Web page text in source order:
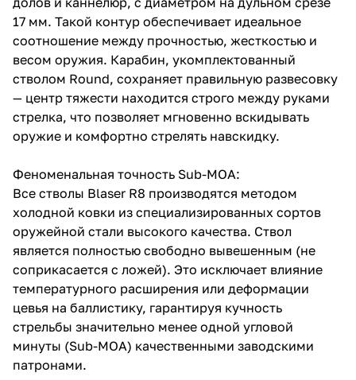
17 мм. Такой контур обеспечивает идеальное
соотношение между прочностью, жесткостью и
весом оружия. Карабин, укомплектованный
стволом Round, сохраняет правильную развесовку
— центр тяжести находится строго между руками
стрелка, что позволяет мгновенно вскидывать
оружие и комфортно стрелять навскидку.
Феноменальная точность Sub-MOA:
Все стволы Blaser R8 производятся методом
холодной ковки из специализированных сортов
оружейной стали высокого качества. Ствол
является полностью свободно вывешенным (не
соприкасается с ложей). Это исключает влияние
температурного расширения или деформации
цевья на баллистику, гарантируя кучность
стрельбы значительно менее одной угловой
минуты (Sub-MOA) качественными заводскими
патронами.